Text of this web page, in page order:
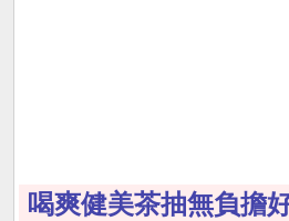
喝爽健美茶抽無負擔